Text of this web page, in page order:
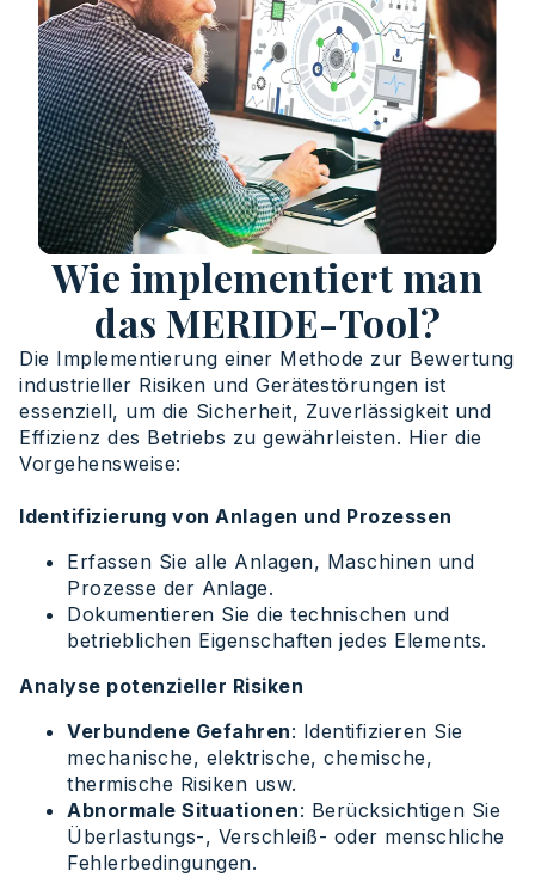
Wie implementiert man
das MERIDE-Tool?
Die Implementierung einer Methode zur Bewertung
industrieller Risiken und Gerätestörungen ist
essenziell, um die Sicherheit, Zuverlässigkeit und
Effizienz des Betriebs zu gewährleisten. Hier die
Vorgehensweise:
Identifizierung von Anlagen und Prozessen
Erfassen Sie alle Anlagen, Maschinen und
Prozesse der Anlage.
Dokumentieren Sie die technischen und
betrieblichen Eigenschaften jedes Elements.
Analyse potenzieller Risiken
Verbundene Gefahren: Identifizieren Sie
mechanische, elektrische, chemische,
thermische Risiken usw.
Abnormale Situationen: Berücksichtigen Sie
Überlastungs-, Verschleiß- oder menschliche
Fehlerbedingungen.